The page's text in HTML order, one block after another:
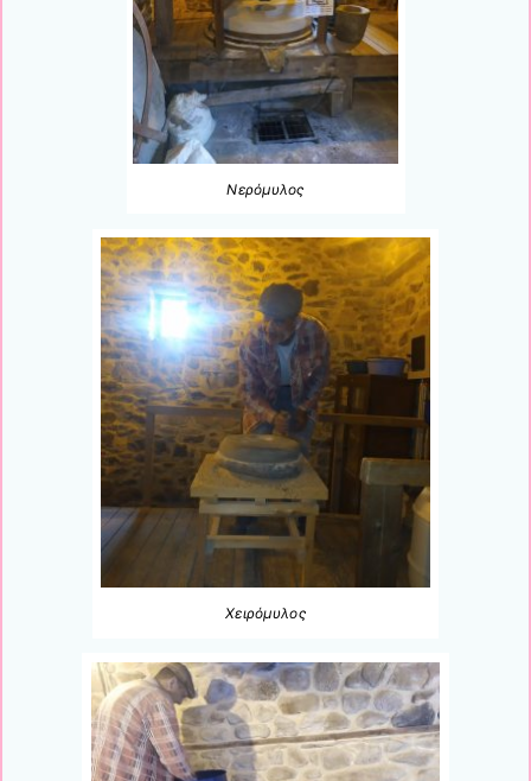
Νερόμυλος
Χειρόμυλος